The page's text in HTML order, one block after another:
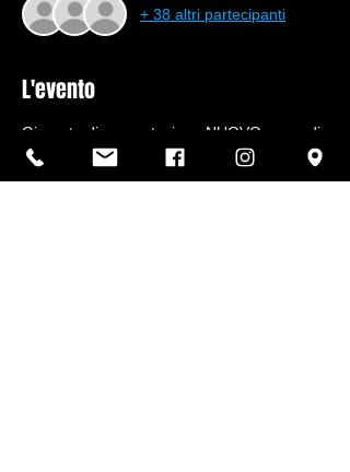
+ 38 altri partecipanti
L'evento
Giornata di presentazione NUOVO corso di
studi  approvato il 18 Gennaio:
ISTITUTO TECNICO QUADRIENNALE